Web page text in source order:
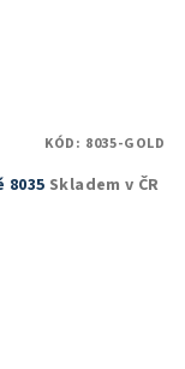
Skladem v ČR
KÓD: 8035-GOLD